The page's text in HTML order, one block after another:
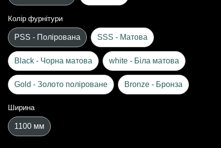
Колір фурнітури
PSS - Полірована SSS - Матова
Black - Чорна матова white - Біла матова
Gold - Золото поліроване Bronze - Бронза
Ширина
1100 мм